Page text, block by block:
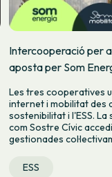
Intercooperació per
aposta per Som
Les tres cooperatives
internet i mobilitat des
sostenibilitat i l'ESS.
com Sostre Cívic
gestionades
ESS